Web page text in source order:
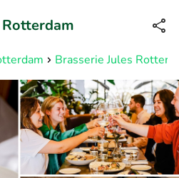
Available until 23:00
Brasserie Jules